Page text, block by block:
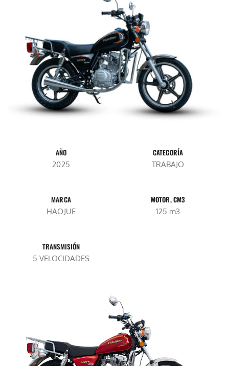
AÑO
2025
CATEGORÍA
TRABAJO
MARCA
HAOJUE
MOTOR, CM3
125 m3
TRANSMISIÓN
5 VELOCIDADES